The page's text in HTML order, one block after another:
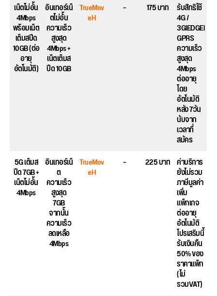
เน็ตไม่อั้น
4Mbps
พร้อมเน็ต
เต็มสปีด
10GB (ต่อ
อายุ
อัตโนมัติ)
อินเทอร์เน็
ตไม่อั้น
ความเร็ว
สูงสุด
4Mbps +
เน็ตเต็มส
ปีด 10GB
TrueMov
eH
– 175 บาท รับสิทธิใช้
4G /
3GlEDGEl
GPRS
ความเร็ว
สูงสุด
4Mbps
ต่ออายุ
โดย
อัตโนมัติ
หลัง 7วัน
นับจาก
เวลาที่
สมัคร
5G เต็มส
ปีด 7GB +
เน็ตไม่อั้น
4Mbps
อินเทอร์เน็
ต
ความเร็ว
สูงสุด
7GB
จากนั้น
ความเร็ว
ลดเหลือ
4Mbps
TrueMov
eH
– 225 บาท ค่าบริการ
ยังไม่รวม
ภาษีมูลค่า
เพิ่ม
แพ็กเกจ
ต่ออายุ
อัตโนมัติ
โปรเสริมนี้
รับเงินคืน
50% ของ
ราคาแพ็ก
(ไม่
รวมVAT)